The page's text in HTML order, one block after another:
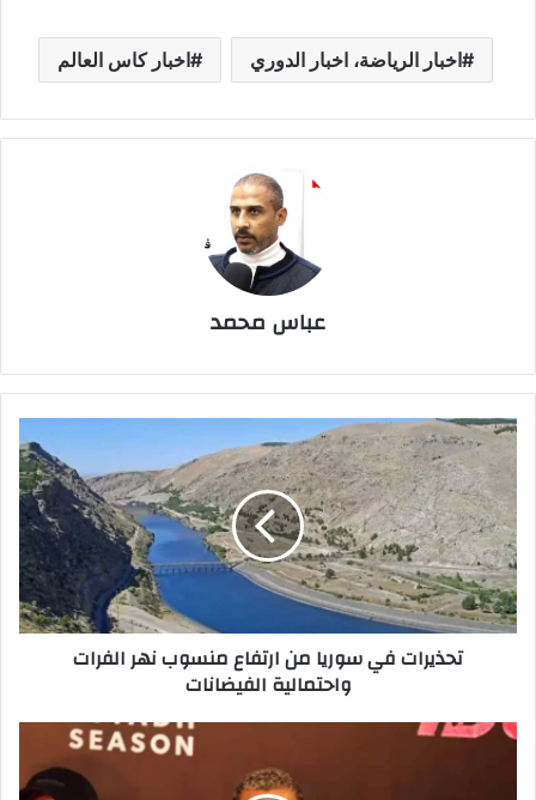
اخبار الرياضة، اخبار الدوري اخبار كاس العالم
عباس محمد
تحذيرات
في
سوريا
من
ارتفاع
منسوب
نهر
الفرات
واحتمالية
الفيضاناتتحذيرات في سوريا من ارتفاع منسوب نهر الفرات
واحتمالية الفيضانات
25